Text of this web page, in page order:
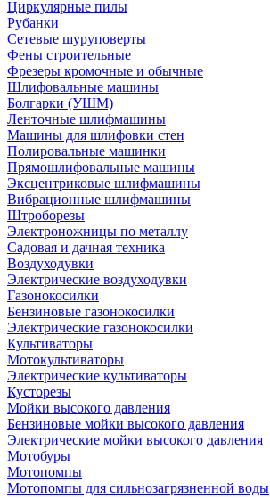
Циркулярные пилы
Рубанки
Сетевые шуруповерты
Фены строительные
Фрезеры кромочные и обычные
Шлифовальные машины
Болгарки (УШМ)
Ленточные шлифмашины
Машины для шлифовки стен
Полировальные машинки
Прямошлифовальные машины
Эксцентриковые шлифмашины
Вибрационные шлифмашины
Штроборезы
Электроножницы по металлу
Садовая и дачная техника
Воздуходувки
Электрические воздуходувки
Газонокосилки
Бензиновые газонокосилки
Электрические газонокосилки
Культиваторы
Мотокультиваторы
Электрические культиваторы
Кусторезы
Мойки высокого давления
Бензиновые мойки высокого давления
Электрические мойки высокого давления
Мотобуры
Мотопомпы
Мотопомпы для сильнозагрязненной воды